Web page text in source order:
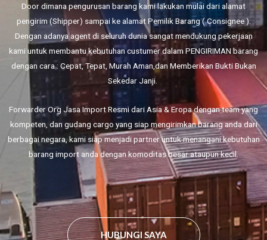
Door dimana pengurusan barang kami lakukan mulai dari alamat
pengirim (Shipper) sampai ke alamat Pemilik Barang ( Consignee ).
Dengan adanya agent di seluruh dunia sangat mendukung pekerjaan
kami untuk membantu kebutuhan custumer dalam PENGIRIMAN barang
dengan cara : Cepat, Tepat, Murah Aman,dan Memberikan Bukti Bukan
Sekedar Janji.
Forwarder Org Jasa Import Resmi dari Asia & Eropa dengan team yang
kompeten, dan gudang cargo yang siap mengirimkan barang anda dari
berbagai negara, kami siap menjadi partner untuk menangani kebutuhan
barang import anda dengan komoditas besar ataupun kecil.
HUBUNGI SAYA